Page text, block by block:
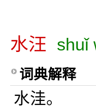
水汪 shuǐ
词典解释
水洼。